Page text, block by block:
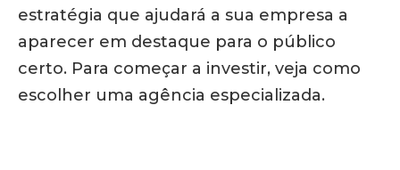
estratégia que ajudará a sua empresa a
aparecer em destaque para o público
certo. Para começar a investir, veja como
escolher uma agência especializada.